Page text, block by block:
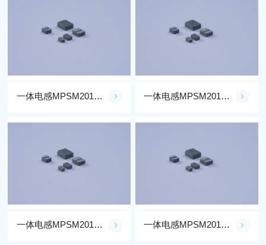
一体电感MPSM201612BE1R0M**-LF 一体电感MPSM201612BER47M**-LF
一体电感MPSM201610BE4R7M**-LF 一体电感MPSM201610BE2R2M**-LF